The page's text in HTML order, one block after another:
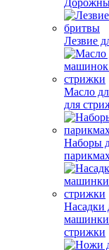
Лезвие
Масло
для
Наборы
Насадки
машинки
стрижки